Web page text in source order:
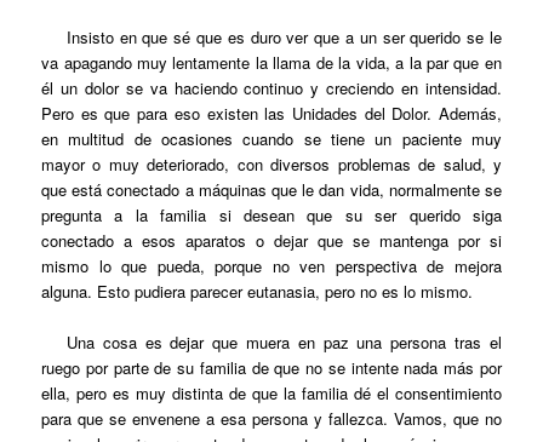
Insisto en que sé que es duro ver que a un ser querido se le
va apagando muy lentamente la llama de la vida, a la par que en
él un dolor se va haciendo continuo y creciendo en intensidad.
Pero es que para eso existen las Unidades del Dolor. Además,
en multitud de ocasiones cuando se tiene un paciente muy
mayor o muy deteriorado, con diversos problemas de salud, y
que está conectado a máquinas que le dan vida, normalmente se
pregunta a la familia si desean que su ser querido siga
conectado a esos aparatos o dejar que se mantenga por si
mismo lo que pueda, porque no ven perspectiva de mejora
alguna. Esto pudiera parecer eutanasia, pero no es lo mismo.
Una cosa es dejar que muera en paz una persona tras el
ruego por parte de su familia de que no se intente nada más por
ella, pero es muy distinta de que la familia dé el consentimiento
para que se envenene a esa persona y fallezca. Vamos, que no